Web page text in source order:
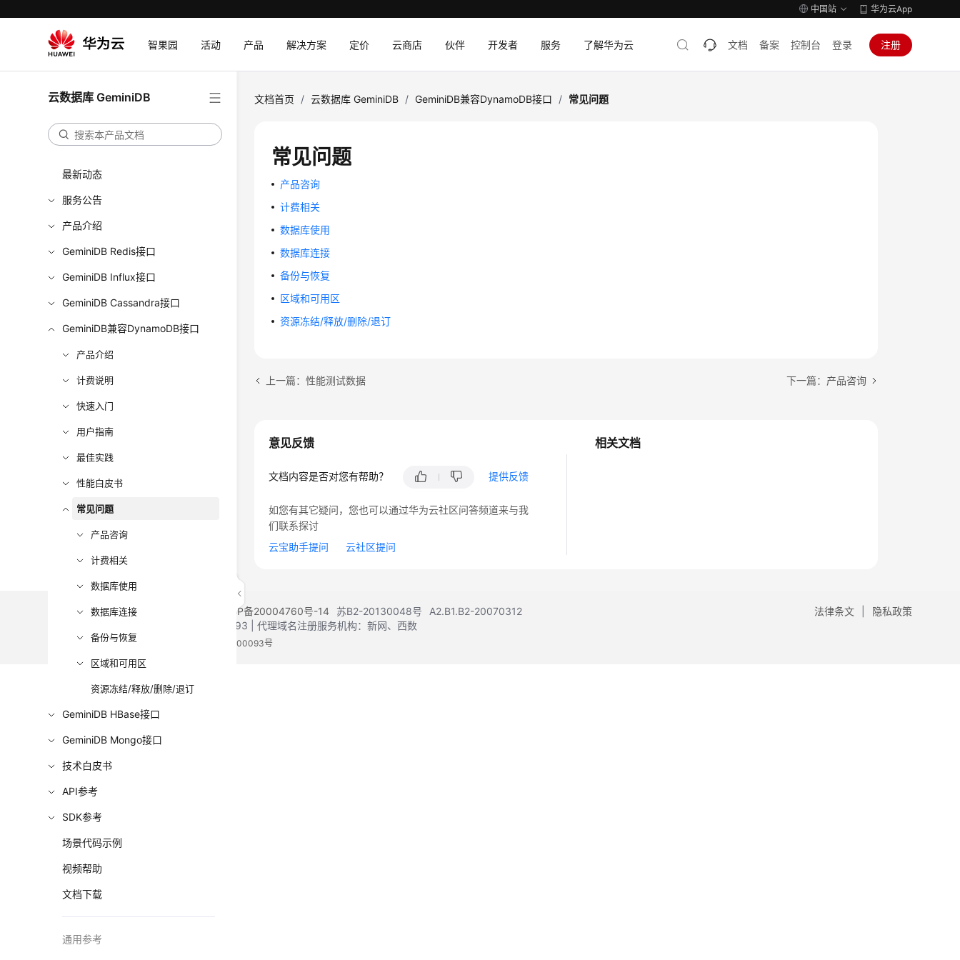
中国站 华为云App
智果园 活动 产品 解决方案 定价 云商店 伙伴 开发者 服务 了解华为云 文档 备案 控制台 登录 注册
云数据库 GeminiDB
最新动态
服务公告
产品介绍
GeminiDB Redis接口
GeminiDB Influx接口
GeminiDB Cassandra接口
GeminiDB兼容DynamoDB接口
产品介绍
计费说明
快速入门
用户指南
最佳实践
性能白皮书
常见问题
产品咨询
计费相关
数据库使用
数据库连接
备份与恢复
区域和可用区
资源冻结/释放/删除/退订
GeminiDB HBase接口
GeminiDB Mongo接口
技术白皮书
API参考
SDK参考
场景代码示例
视频帮助
文档下载
通用参考
文档首页 / 云数据库 GeminiDB / GeminiDB兼容DynamoDB接口 / 常见问题
常见问题
产品咨询
计费相关
数据库使用
数据库连接
备份与恢复
区域和可用区
资源冻结/释放/删除/退订
上一篇：性能测试数据 下一篇：产品咨询
相关文档
意见反馈
文档内容是否对您有帮助？ 提供反馈
如您有其它疑问，您也可以通过华为云社区问答频道来与我
们联系探讨
云宝助手提问
云社区提问
法律条文 隐私政策
©2026 Huaweicloud.com 版权所有 黔ICP备20004760号-14 苏B2-20130048号
A2.B1.B2-20070312
增值电信业务经营许可证：B1.B2-20200593 | 代理域名注册服务机构：新网、西数
电子营业执照 贵公网安备 52990002000093号